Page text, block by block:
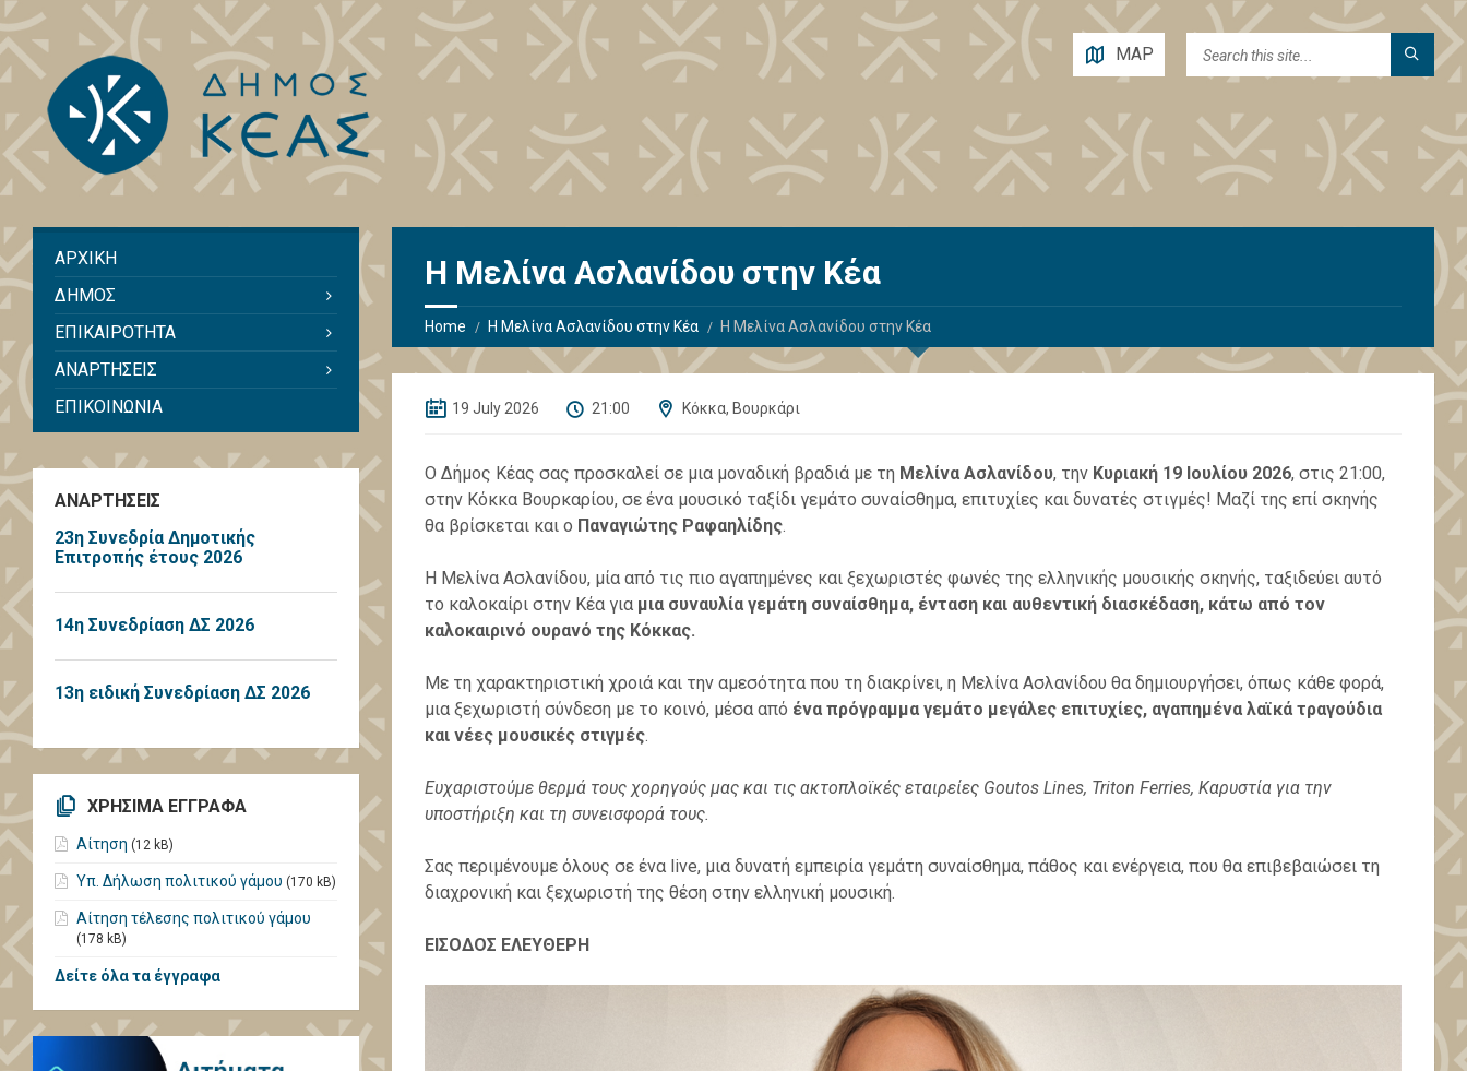
MAP
Η Μελίνα Ασλανίδου στην Κέα
Home Η Μελίνα Ασλανίδου στην Κέα Η Μελίνα Ασλανίδου στην Κέα
19 July 2026 21:00 Κόκκα, Βουρκάρι
Ο Δήμος Κέας σας προσκαλεί σε μια μοναδική βραδιά με τη Μελίνα Ασλανίδου, την Κυριακή 19 Ιουλίου 2026, στις 21:00,
στην Κόκκα Βουρκαρίου, σε ένα μουσικό ταξίδι γεμάτο συναίσθημα, επιτυχίες και δυνατές στιγμές! Μαζί της επί σκηνής
θα βρίσκεται και ο Παναγιώτης Ραφαηλίδης.
Η Μελίνα Ασλανίδου, μία από τις πιο αγαπημένες και ξεχωριστές φωνές της ελληνικής μουσικής σκηνής, ταξιδεύει αυτό
το καλοκαίρι στην Κέα για μια συναυλία γεμάτη συναίσθημα, ένταση και αυθεντική διασκέδαση, κάτω από τον
καλοκαιρινό ουρανό της Κόκκας.
Με τη χαρακτηριστική χροιά και την αμεσότητα που τη διακρίνει, η Μελίνα Ασλανίδου θα δημιουργήσει, όπως κάθε φορά,
μια ξεχωριστή σύνδεση με το κοινό, μέσα από ένα πρόγραμμα γεμάτο μεγάλες επιτυχίες, αγαπημένα λαϊκά τραγούδια
και νέες μουσικές στιγμές.
Ευχαριστούμε θερμά τους χορηγούς μας και τις ακτοπλοϊκές εταιρείες Goutos Lines, Triton Ferries, Καρυστία για την
υποστήριξη και τη συνεισφορά τους.
Σας περιμένουμε όλους σε ένα live, μια δυνατή εμπειρία γεμάτη συναίσθημα, πάθος και ενέργεια, που θα επιβεβαιώσει τη
διαχρονική και ξεχωριστή της θέση στην ελληνική μουσική.
ΕΙΣΟΔΟΣ ΕΛΕΥΘΕΡΗ
ΑΡΧΙΚΗ
ΔΗΜΟΣ
ΕΠΙΚΑΙΡΟΤΗΤΑ
ΑΝΑΡΤΗΣΕΙΣ
ΕΠΙΚΟΙΝΩΝΙΑ
ΑΝΑΡΤΗΣΕΙΣ
23η Συνεδρία Δημοτικής
Επιτροπής έτους 2026
14η Συνεδρίαση ΔΣ 2026
13η ειδική Συνεδρίαση ΔΣ 2026
ΧΡΗΣΙΜΑ ΕΓΓΡΑΦΑ
Αίτηση (12 kB)
Υπ. Δήλωση πολιτικού γάμου (170 kB)
Αίτηση τέλεσης πολιτικού γάμου
(178 kB)
Δείτε όλα τα έγγραφα